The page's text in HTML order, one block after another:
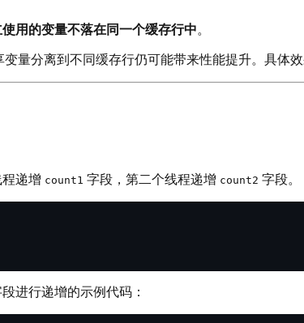
用的变量不落在同一个缓存行中。
量分离到不同缓存行仍可能带来性能提升。具体
递增 count1 字段，第二个线程递增 count2 字段。
进行递增的示例代码：